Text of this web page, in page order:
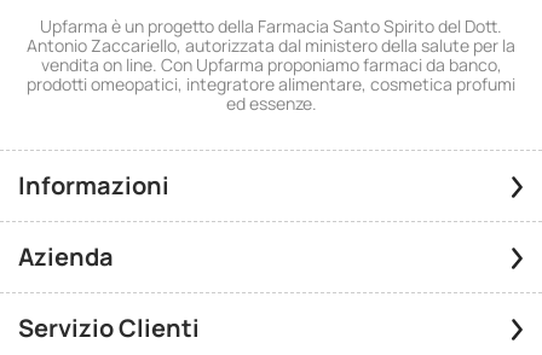
Upfarma è un progetto della Farmacia Santo Spirito del Dott.
Antonio Zaccariello, autorizzata dal ministero della salute per la
vendita on line. Con Upfarma proponiamo farmaci da banco,
prodotti omeopatici, integratore alimentare, cosmetica profumi
ed essenze.
Informazioni
Azienda
Servizio Clienti